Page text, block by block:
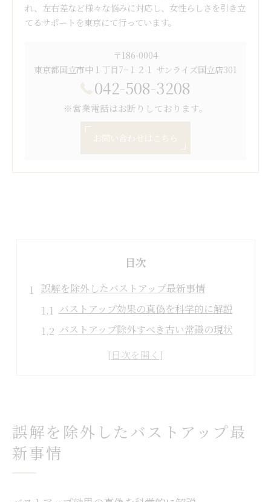
れ、左右差など様々な悩みに対応し、女性らしさを引き立
てるサポートを東京にて行っています。
〒186-0004
東京都国立市中１丁目7−１２１ サンライズ国立店301
042-508-3208
※営業電話はお断りしております。
お問い合わせはこちら
目次
誤解を除外したバストアップ最新事情
バストアップ効果の真偽を科学的に解説
バストアップ除外すべき古い常識の現状
バストアップに関する美容と健康の新知識
バストアップ噂の科学的根拠を検証する
バストアップの都市伝説を除外する方法
誤解を除外したバストアップ最
新事情